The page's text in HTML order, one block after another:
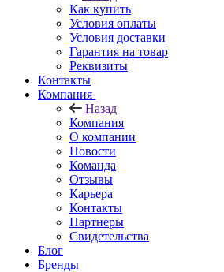
Как купить
Условия оплаты
Условия доставки
Гарантия на товар
Реквизиты
Контакты
Компания
Назад
Компания
О компании
Новости
Команда
Отзывы
Карьера
Контакты
Партнеры
Свидетельства
Блог
Бренды